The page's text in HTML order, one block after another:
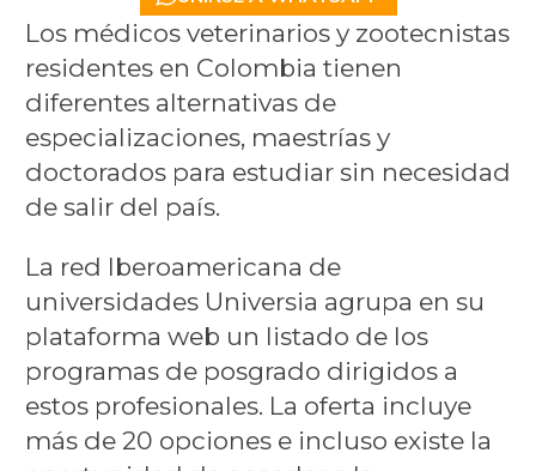
Los médicos veterinarios y zootecnistas
residentes en Colombia tienen
diferentes alternativas de
especializaciones, maestrías y
doctorados para estudiar sin necesidad
de salir del país.
La red Iberoamericana de
universidades Universia agrupa en su
plataforma web un listado de los
programas de posgrado dirigidos a
estos profesionales. La oferta incluye
más de 20 opciones e incluso existe la